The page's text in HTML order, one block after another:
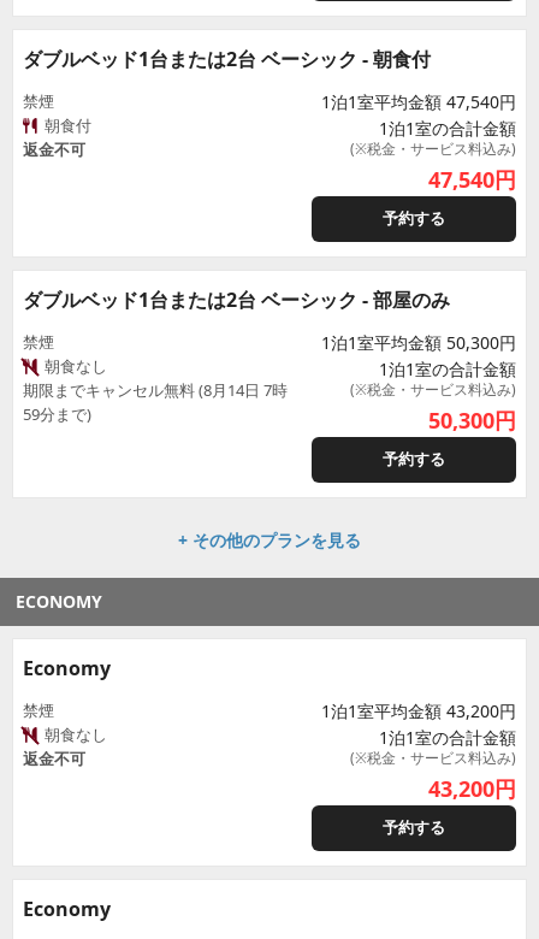
ダブルベッド1台または2台 ベーシック - 朝食付
禁煙
朝食付
返金不可
1泊1室平均金額 47,540円
1泊1室の合計金額
(※税金・サービス料込み)
47,540円
予約する
ダブルベッド1台または2台 ベーシック - 部屋のみ
禁煙
朝食なし
期限までキャンセル無料 (8月14日 7時
59分まで)
1泊1室平均金額 50,300円
1泊1室の合計金額
(※税金・サービス料込み)
50,300円
予約する
+ その他のプランを見る
ECONOMY
Economy
禁煙
朝食なし
返金不可
1泊1室平均金額 43,200円
1泊1室の合計金額
(※税金・サービス料込み)
43,200円
予約する
Economy